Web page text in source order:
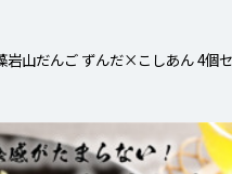
岩山だんご ずんだ×こしあん 4個